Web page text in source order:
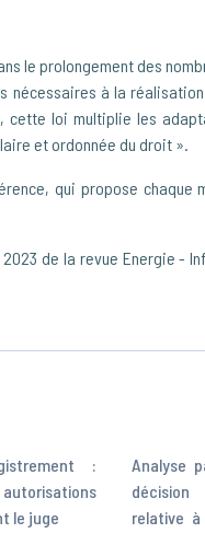
le prolongement des
nécessaires à la
cette loi multiplie les
et ordonnée du droit ».
qui propose chaque
de la revue Energie -
:
le juge
Analyse
décision
relative à